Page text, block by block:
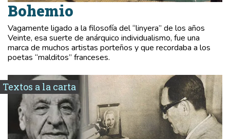
Bohemio
Vagamente ligado a la filosofía del “linyera” de los años
Veinte, esa suerte de anárquico individualismo, fue una
marca de muchos artistas porteños y que recordaba a los
poetas “malditos” franceses.
Textos a la carta